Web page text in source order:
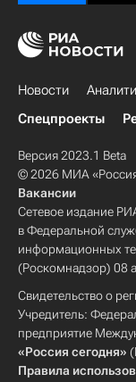
Новости
Спецпроекты
Версия 2023.1 Beta
© 2026 МИА
Вакансии
Сетевое издание
в Федеральной
информационных
(Роскомнадзор) 08
Свидетельство о
Учредитель:
предприятие
«Россия сегодня»
Правила